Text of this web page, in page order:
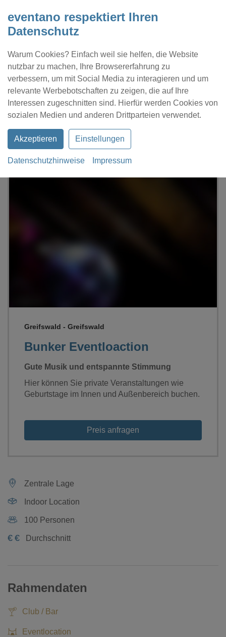
eventano respektiert Ihren
Datenschutz
Warum Cookies? Einfach weil sie helfen, die Website
nutzbar zu machen, Ihre Browsererfahrung zu
verbessern, um mit Social Media zu interagieren und um
relevante Werbebotschaften zu zeigen, die auf Ihre
Interessen zugeschnitten sind. Hierfür werden Cookies von
sozialen Medien und anderen Drittparteien verwendet.
Akzeptieren Einstellungen
Datenschutzhinweise Impressum
Kontakt Location eintragen Profil
Bunker Eventloaction
Bunker Eventloaction
Greifswald - Greifswald
Gute Musik und entspannte Stimmung
Hier können Sie private Veranstaltungen wie
Geburtstage im Innen und Außenbereich buchen.
Preis anfragen
Zentrale Lage
Indoor Location
100 Personen
€ € Durchschnitt
Rahmendaten
Club / Bar
Eventlocation